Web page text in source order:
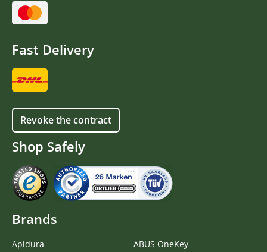
Fast Delivery
Revoke the contract
Shop Safely
Brands
Apidura
ABUS OneKey